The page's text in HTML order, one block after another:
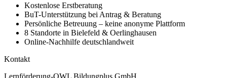
Kostenlose Erstberatung
BuT-Unterstützung bei Antrag & Beratung
Persönliche Betreuung – keine anonyme Plattform
8 Standorte in Bielefeld & Oerlinghausen
Online-Nachhilfe deutschlandweit
Kontakt
Lernförderung-OWL Bildungplus GmbH